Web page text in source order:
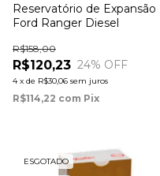
Reservatório de Expansão
Ford Ranger Diesel
R$120,23
R$158,00
24% OFF
4 x de R$30,06 sem juros
R$114,22 com Pix
ESGOTADO